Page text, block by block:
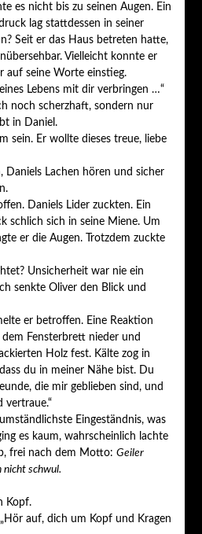
es nicht bis zu seinen Augen. Ein
lag stattdessen in seiner
Seit er das Haus betreten hatte,
Vielleicht konnte er
auf seine Worte einstieg.
Lebens mit dir verbringen …“
noch scherzhaft, sondern nur
in Daniel.
sein. Er wollte dieses treue, liebe
Daniels Lachen hören und sicher
Daniels Lider zuckten. Ein
schlich sich in seine Miene. Um
er die Augen. Trotzdem zuckte
Unsicherheit war nie ein
senkte Oliver den Blick und
er betroffen. Eine Reaktion
Fensterbrett nieder und
Holz fest. Kälte zog in
du in meiner Nähe bist. Du
die mir geblieben sind, und
vertraue.“
Eingeständnis, was
es kaum, wahrscheinlich lachte
frei nach dem Motto: Geiler
nicht schwul.
Kopf.
auf, dich um Kopf und Kragen